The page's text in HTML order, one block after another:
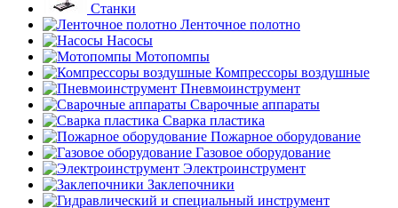
Станки
Ленточное полотно
Насосы
Мотопомпы
Компрессоры воздушные
Пневмоинструмент
Сварочные аппараты
Сварка пластика
Пожарное оборудование
Газовое оборудование
Электроинструмент
Заклепочники